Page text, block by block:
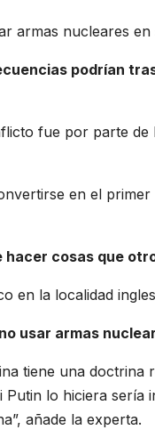
armas nucleares
podrían
fue por parte de
en el
cosas que
en la localidad
usar armas
tiene una doctrina
Putin lo hiciera sería
añade la experta.